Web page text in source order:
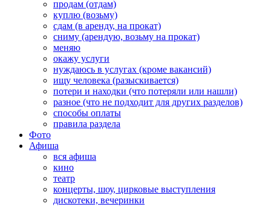
продам (отдам)
куплю (возьму)
сдам (в аренду, на прокат)
сниму (арендую, возьму на прокат)
меняю
окажу услуги
нуждаюсь в услугах (кроме вакансий)
ищу человека (разыскивается)
потери и находки (что потеряли или нашли)
разное (что не подходит для других разделов)
способы оплаты
правила раздела
Фото
Афиша
вся афиша
кино
театр
концерты, шоу, цирковые выступления
дискотеки, вечеринки